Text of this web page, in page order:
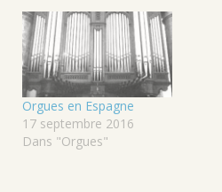
Orgues en Espagne
17 septembre 2016
Dans "Orgues"